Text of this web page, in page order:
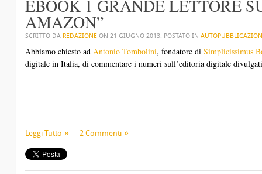
EBOOK 1 GRANDE LETTORE
AMAZON”
SCRITTO DA REDAZIONE ON 21 GIUGNO 2013. POSTATO IN
Abbiamo chiesto ad Antonio Tombolini, fondatore di Simplicissimus
digitale in Italia, di commentare i numeri sull’editoria digitale
Leggi Tutto 2 Commenti